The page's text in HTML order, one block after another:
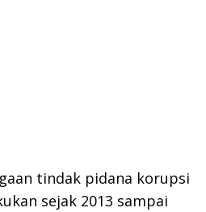
tindak pidana korupsi
sejak 2013 sampai